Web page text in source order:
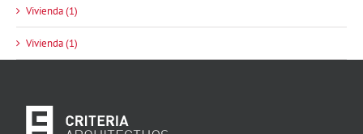
Vivienda (1)
Vivienda (1)